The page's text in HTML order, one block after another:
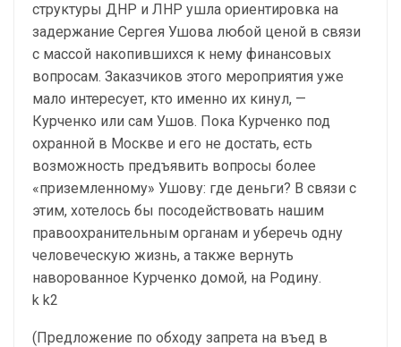
структуры ДНР и ЛНР ушла ориентировка на
задержание Сергея Ушова любой ценой в связи
с массой накопившихся к нему финансовых
вопросам. Заказчиков этого мероприятия уже
мало интересует, кто именно их кинул, —
Курченко или сам Ушов. Пока Курченко под
охранной в Москве и его не достать, есть
возможность предъявить вопросы более
«приземленному» Ушову: где деньги? В связи с
этим, хотелось бы посодействовать нашим
правоохранительным органам и уберечь одну
человеческую жизнь, а также вернуть
наворованное Курченко домой, на Родину.
k k2
(Предложение по обходу запрета на въед в